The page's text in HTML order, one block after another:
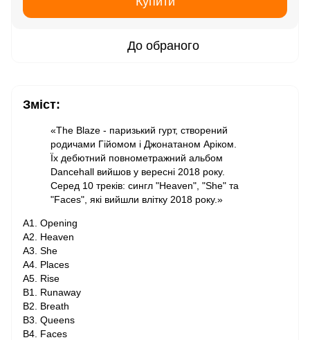
До обраного
Зміст:
«The Blaze - паризький гурт, створений
родичами Гійомом і Джонатаном Аріком.
Їх дебютний повнометражний альбом
Dancehall вийшов у вересні 2018 року.
Серед 10 треків: сингл "Heaven", "She" та
"Faces", які вийшли влітку 2018 року.»
A1. Opening
A2. Heaven
A3. She
A4. Places
A5. Rise
B1. Runaway
B2. Breath
B3. Queens
B4. Faces